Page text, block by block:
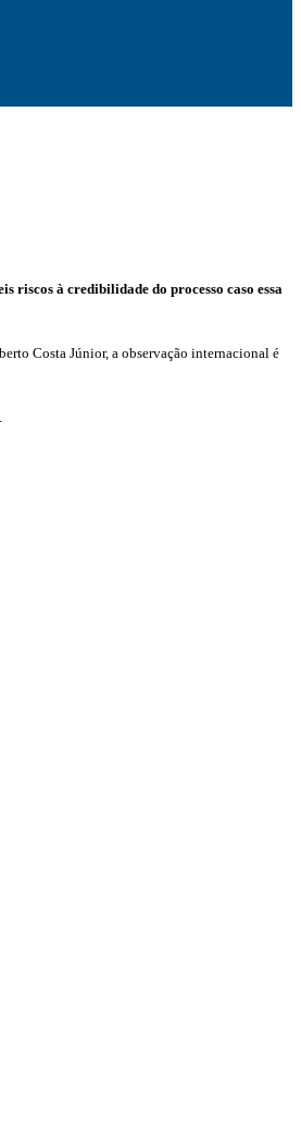
riscos à credibilidade do processo caso essa
Costa Júnior, a observação internacional é